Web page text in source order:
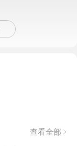
查看全部